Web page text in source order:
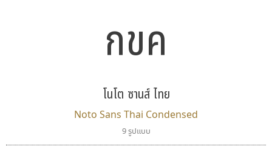
กขค
โนโต ซานส์ ไทย
Noto Sans Thai Condensed
9 รูปแบบ